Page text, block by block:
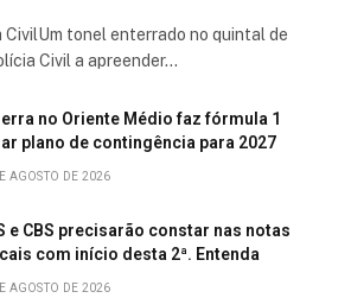
tonel enterrado no quintal de
Civil a apreender…
no Oriente Médio faz fórmula 1
plano de contingência para 2027
AGOSTO DE 2026
e CBS precisarão constar nas notas
com início desta 2ª. Entenda
AGOSTO DE 2026